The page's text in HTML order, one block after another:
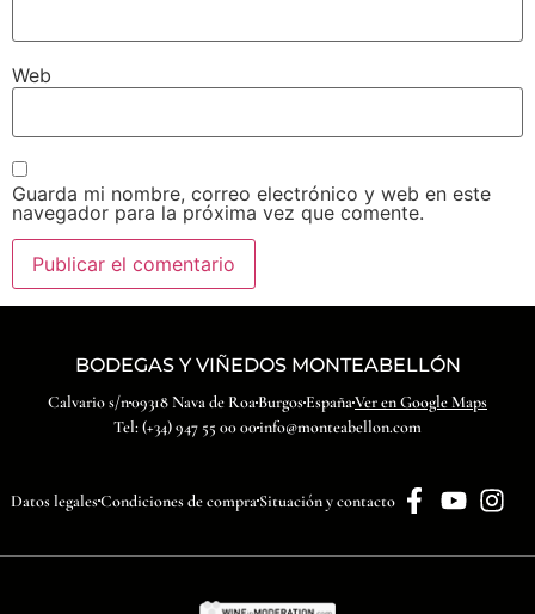
Web
Guarda mi nombre, correo electrónico y web en este
navegador para la próxima vez que comente.
BODEGAS Y VIÑEDOS MONTEABELLÓN
Calvario s/n09318 Nava de RoaBurgosEspañaVer en Google Maps
Tel: (+34) 947 55 00 00info@monteabellon.com
Datos legalesCondiciones de compraSituación y contacto